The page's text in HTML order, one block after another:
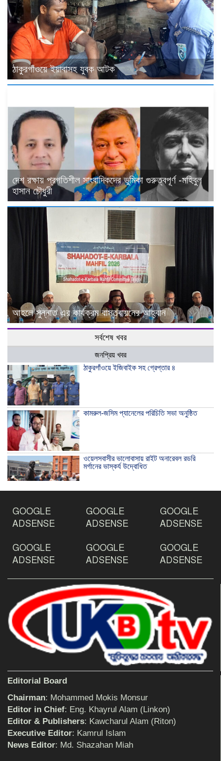
ঠাকুরগাঁওয়ে ইয়াবাসহ যুবক আটক
দেশ রক্ষায় প্রগতিশীল সাংবাদিকদের ভুমিকা গুরুত্বপূর্ণ -মহিবুল
হাসান চৌধুরী
আহলে সুন্নাত এর কার্যক্রম বাস্তবায়নের আহ্বান
সর্বশেষ খবর
জনপ্রিয় খবর
ঠাকুরগাঁওয়ে ইজিবাইক সহ গ্রেপ্তার ৪
কামরুল-জসিম প্যানেলের পরিচিতি সভা অনুষ্ঠিত
ওয়েলসবাসীর ভালোবাসায় রাইট অনারেবল রডরি
মর্গানের ভাস্কর্য উদ্বোধিত
দেশ রক্ষায় প্রগতিশীল সাংবাদিকদের ভুমিকা গুরুত্বপূর্ণ
-মহিবুল হাসান চৌধুরী
আহলে সুন্নাত এর কার্যক্রম বাস্তবায়নের আহ্বান
শিক্ষিকার ওপর হামলাকারীদের গ্রেফতারের দাবিতে
মানববন্ধন অনুষ্ঠিত
সোমবার
ঠাকুরগাঁওয়ে শিশু ধর্ষকের যাবজ্জীবন কারাদণ্ড
GOOGLE
ADSENSE
GOOGLE
ADSENSE
GOOGLE
ADSENSE
GOOGLE
ADSENSE
GOOGLE
ADSENSE
GOOGLE
ADSENSE
Editorial Board
Chairman: Mohammed Mokis Monsur
Editor in Chief: Eng. Khayrul Alam (Linkon)
Editor & Publishers: Kawcharul Alam (Riton)
Executive Editor: Kamrul Islam
News Editor: Md. Shazahan Miah